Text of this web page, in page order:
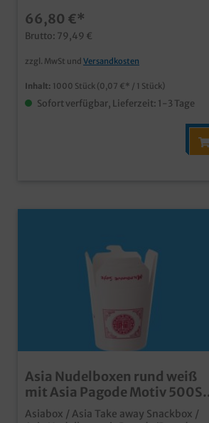
ideal für Verkauf und Präsentation in
Imbiss, Tankshop, Bistro, usw.
modernes braun, mit PE Barriere für
beste FettdichtigkeitPapier aus
zertifizierter Forstwirtschaft auch
individuell bedruckbar, fragen Sie
einfach unseren Kundenservice
66,80 €*
Brutto: 79,49 €
zzgl. MwSt und Versandkosten
Inhalt: 1000 Stück (0,07 €* / 1 Stück)
Sofort verfügbar, Lieferzeit: 1-3 Tage
Asia Nudelboxen rund weiß
mit Asia Pagode Motiv 500St
versch. Größen wählbar
Asiabox / Asia Take away Snackbox /